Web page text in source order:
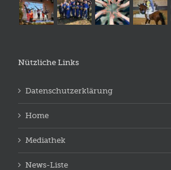
Nützliche Links
Datenschutzerklärung
Home
Mediathek
News-Liste